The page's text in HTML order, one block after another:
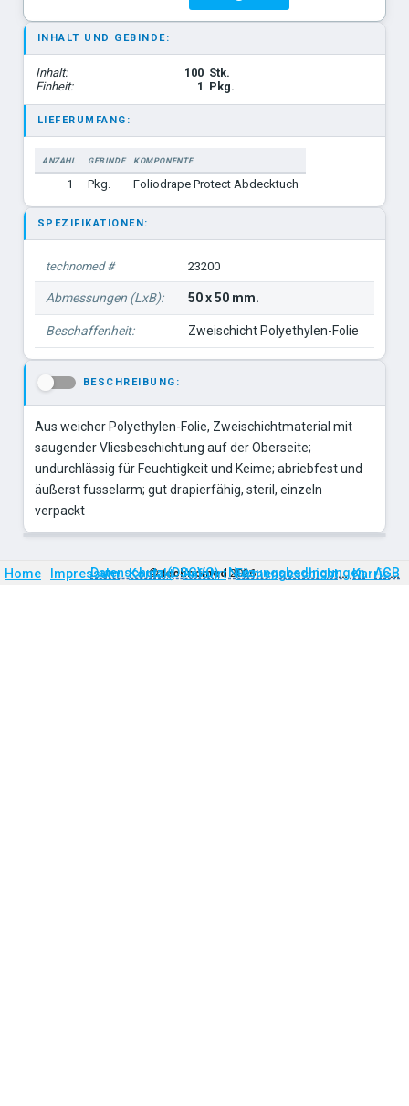
INHALT UND GEBINDE:
Inhalt: 100 Stk.
Einheit:
1 Pkg.
LIEFERUMFANG:
ANZAHL GEBINDE
KOMPONENTE
1
Pkg. Foliodrape Protect Abdecktuch
SPEZIFIKATIONEN:
technomed # 23200
Abmessungen (LxB): 50 x 50 mm.
Beschaffenheit: Zweischicht Polyethylen-Folie
BESCHREIBUNG:
Aus weicher Polyethylen-Folie, Zweischichtmaterial mit
saugender Vliesbeschichtung auf der Oberseite;
undurchlässig für Feuchtigkeit und Keime; abriebfest und
äußerst fusselarm; gut drapierfähig, steril, einzeln
verpackt
Home Impressum Kontakt Anfahrt Firmengeschichte Karriere
©technomed 2026
Datenschutz (DSGVO) Nutzungsbedingungen AGB